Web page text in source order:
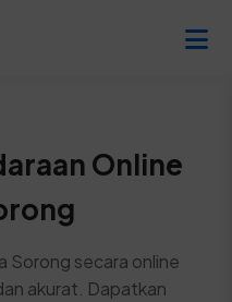
Online
Sorong secara online
akurat. Dapatkan